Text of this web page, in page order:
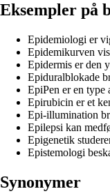
Eksempler på
Epidemiologi er
Epidemikurven
Epidermis er den
Epiduralblokade
EpiPen er en type
Epirubicin er et
Epi-illumination
Epilepsi kan
Epigenetik
Epistemologi
Synonymer